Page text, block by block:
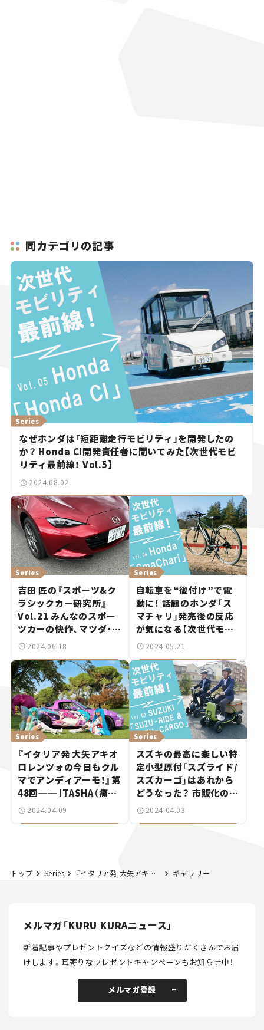
同カテゴリの記事
なぜホンダは「短距離走行モビリティ」を開発したの
か？ Honda CI開発責任者に聞いてみた【次世代モビ
リティ最前線！ Vol.5】
Series
2024.08.02
吉田 匠の『スポーツ&ク
ラシックカー研究所』
Vol.21 みんなのスポー
ツカーの快作、マツダ・ロ
ードスター。
Series
2024.06.18
自転車を“後付け”で電
動に！ 話題のホンダ「ス
マチャリ」発売後の反応
が気になる【次世代モビ
リティ最前線！Vol.4】
Series
2024.05.21
『イタリア発 大矢アキオ
ロレンツォの今日もクル
マでアンディアーモ！』第
48回── ITASHA（痛
車）は僕の人生を変えた！
イタリア版クラブのメン
Series
2024.04.09
スズキの最高に楽しい特
定小型原付「スズライド/
スズカーゴ」はあれから
どうなった？ 市販化の可
能性を訊いてみた！【次世
代モビリティ最前線！
Series
2024.04.03
トップ Series 『イタリア発 大矢アキオの今日もクルマでアンディアーモ！』第29回 「超能力」で高速料金所を突破せよ！イタリア版ETCの使い方。 ギャラリー
メルマガ「KURU KURAニュース」
新着記事やプレゼントクイズなどの情報盛りだくさんでお届
けします。耳寄りなプレゼントキャンペーンもお知らせ中！
メルマガ登録